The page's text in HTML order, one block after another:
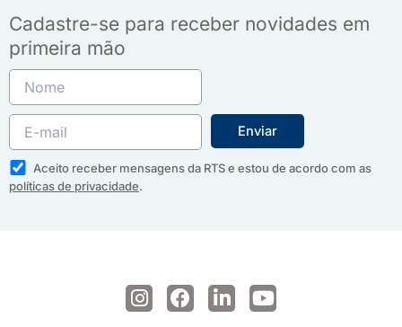
Cadastre-se para receber novidades em
primeira mão
Aceito receber mensagens da RTS e estou de acordo com as
políticas de privacidade.
I
n
F
a
L
i
Y
o